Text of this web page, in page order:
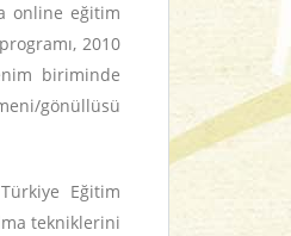
online eğitim
2010
biriminde
gönüllüsü
Eğitim
tekniklerini